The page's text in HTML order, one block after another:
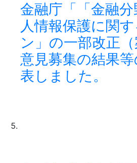
金融庁「「金融
人情報保護に関
ン」の一部改正
意見募集の結果
表しました。